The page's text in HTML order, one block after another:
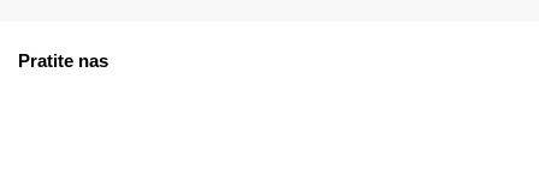
Pratite nas